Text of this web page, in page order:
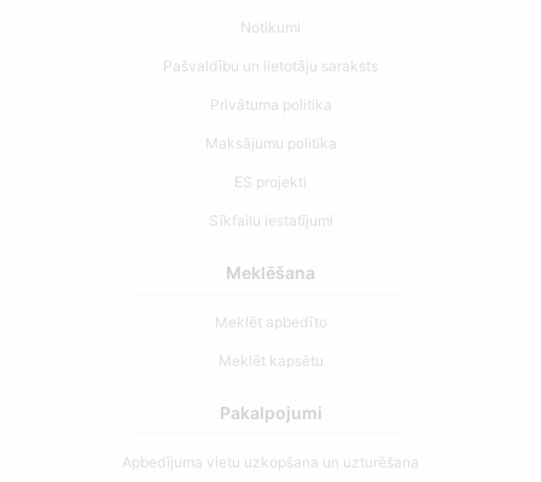
Notikumi
Pašvaldību un lietotāju saraksts
Privātuma politika
Maksājumu politika
ES projekti
Sīkfailu iestatījumi
Meklēšana
Meklēt apbedīto
Meklēt kapsētu
Pakalpojumi
Apbedījuma vietu uzkopšana un uzturēšana